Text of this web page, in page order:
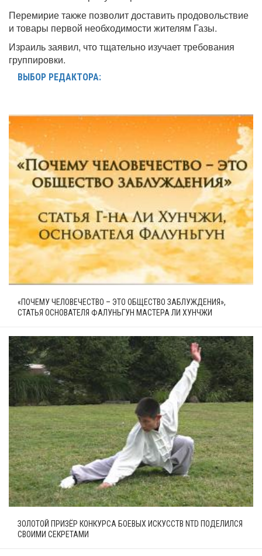
Перемирие также позволит доставить продовольствие
и товары первой необходимости жителям Газы.
Израиль заявил, что тщательно изучает требования
группировки.
ВЫБОР РЕДАКТОРА:
«ПОЧЕМУ ЧЕЛОВЕЧЕСТВО – ЭТО ОБЩЕСТВО ЗАБЛУЖДЕНИЯ»,
СТАТЬЯ ОСНОВАТЕЛЯ ФАЛУНЬГУН МАСТЕРА ЛИ ХУНЧЖИ
ЗОЛОТОЙ ПРИЗЁР КОНКУРСА БОЕВЫХ ИСКУССТВ NTD ПОДЕЛИЛСЯ
СВОИМИ СЕКРЕТАМИ